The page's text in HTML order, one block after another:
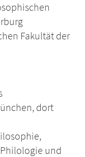
Fakultät der
dort
und